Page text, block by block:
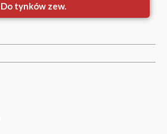
Do tynków zew.